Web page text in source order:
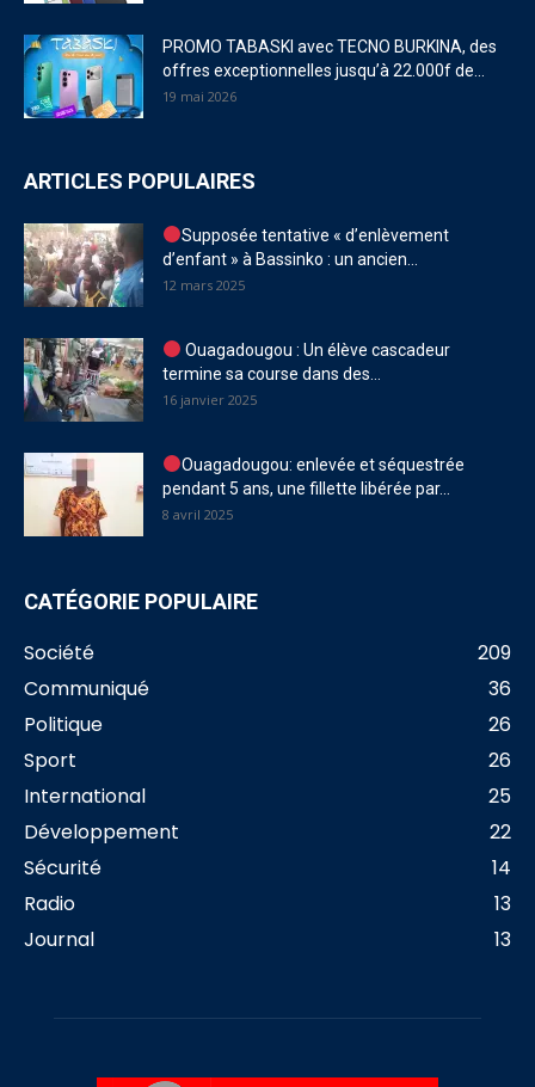
PROMO TABASKI avec TECNO BURKINA, des
offres exceptionnelles jusqu’à 22.000f de...
19 mai 2026
ARTICLES POPULAIRES
Supposée tentative « d’enlèvement
d’enfant » à Bassinko : un ancien...
12 mars 2025
Ouagadougou : Un élève cascadeur
termine sa course dans des...
16 janvier 2025
Ouagadougou: enlevée et séquestrée
pendant 5 ans, une fillette libérée par...
8 avril 2025
CATÉGORIE POPULAIRE
Société
209
Communiqué
36
Politique
26
Sport
26
International
25
Développement
22
Sécurité
14
Radio
13
Journal
13